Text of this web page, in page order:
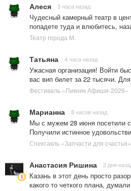
Алеся 3 часа назад
Чудесный камерный театр в
попадете туда и влюбитесь,
Театр города М.
Татьяна 4 часа назад
Ужасная организация! Войти
вас вип билет за 22 тысячи.
Фестиваль «Пикник Афиши-2026»
Марианна 8 часов назад
Мы с мужем 28 июня посетили
Получили истинное
Спектакль «Запчасти для счастья»
Анастасия Ришина 2 дня
Казань в этот день просто
какого то четкого плана,